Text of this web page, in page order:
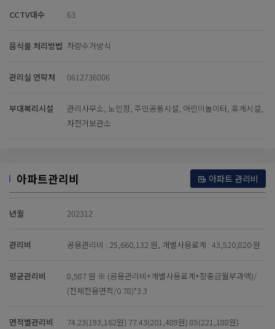
CCTV대수 63
음식물 처리방법 차량수거방식
관리실 연락처 0612736006
부대복리시설
관리사무소, 노인정, 주민공동시설, 어린이놀이터, 휴게시설,
자전거보관소
아파트관리비 아파트 관리비
년월 202312
관리비 공용관리비 : 25,660,132 원, 개별사용료계 : 43,520,820 원
평균관리비
8,587 원 ※ (공용관리비+개별사용료계+장충금월부과액)/
(전체전용면적/0.78)*3.3
면적별관리비 74.23(193,162원) 77.43(201,489원) 85(221,188원)